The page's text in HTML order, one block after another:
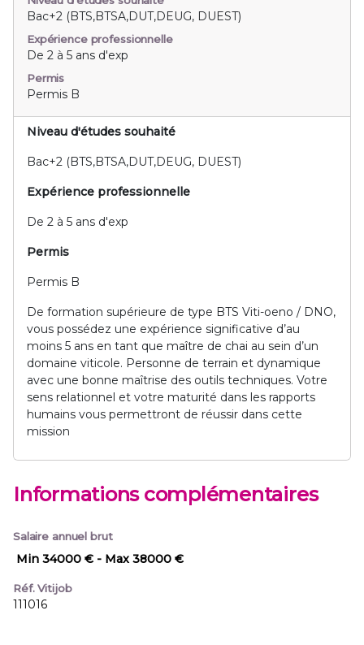
Bac+2 (BTS,BTSA,DUT,DEUG, DUEST)
Expérience professionnelle
De 2 à 5 ans d'exp
Permis
Permis B
Niveau d'études souhaité
Bac+2 (BTS,BTSA,DUT,DEUG, DUEST)
Expérience professionnelle
De 2 à 5 ans d'exp
Permis
Permis B
De formation supérieure de type BTS Viti-oeno / DNO,
vous possédez une expérience significative d’au
moins 5 ans en tant que maître de chai au sein d’un
domaine viticole. Personne de terrain et dynamique
avec une bonne maîtrise des outils techniques. Votre
sens relationnel et votre maturité dans les rapports
humains vous permettront de réussir dans cette
mission
Informations complémentaires
Salaire annuel brut
Min 34000 € - Max 38000 €
Réf. Vitijob
111016